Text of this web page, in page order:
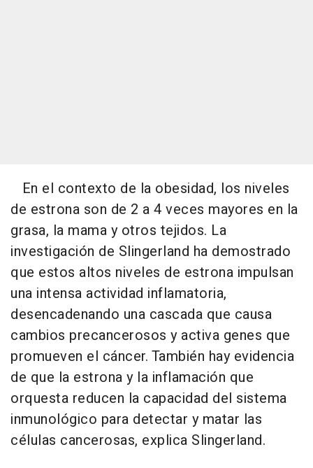
En el contexto de la obesidad, los niveles
de estrona son de 2 a 4 veces mayores en la
grasa, la mama y otros tejidos. La
investigación de Slingerland ha demostrado
que estos altos niveles de estrona impulsan
una intensa actividad inflamatoria,
desencadenando una cascada que causa
cambios precancerosos y activa genes que
promueven el cáncer. También hay evidencia
de que la estrona y la inflamación que
orquesta reducen la capacidad del sistema
inmunológico para detectar y matar las
células cancerosas, explica Slingerland.